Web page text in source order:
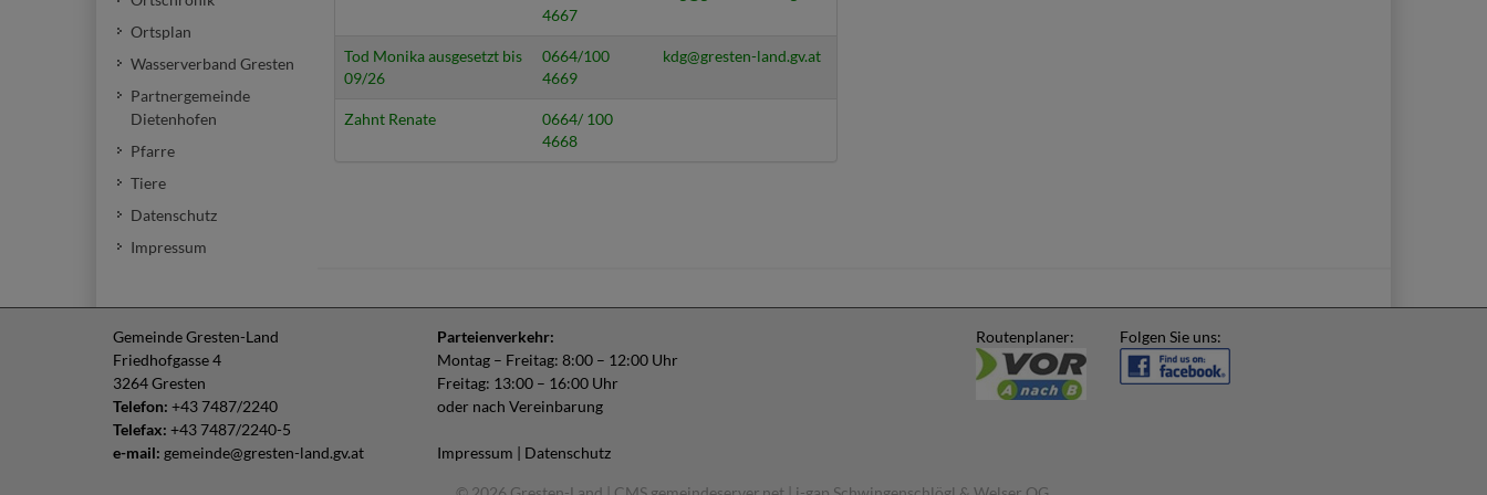
4667
Tod Monika ausgesetzt bis
09/26
0664/100
4669
kdg@gresten-land.gv.at
Zahnt Renate
0664/ 100
4668
Ortsplan
Wasserverband Gresten
Partnergemeinde
Dietenhofen
Pfarre
Tiere
Datenschutz
Impressum
Gemeinde Gresten-Land
Friedhofgasse 4
3264 Gresten
Telefon: +43 7487/2240
Telefax: +43 7487/2240-5
e-mail: gemeinde@gresten-land.gv.at
Parteienverkehr:
Montag – Freitag: 8:00 – 12:00 Uhr
Freitag: 13:00 – 16:00 Uhr
oder nach Vereinbarung
Impressum | Datenschutz
Routenplaner: Folgen Sie uns: